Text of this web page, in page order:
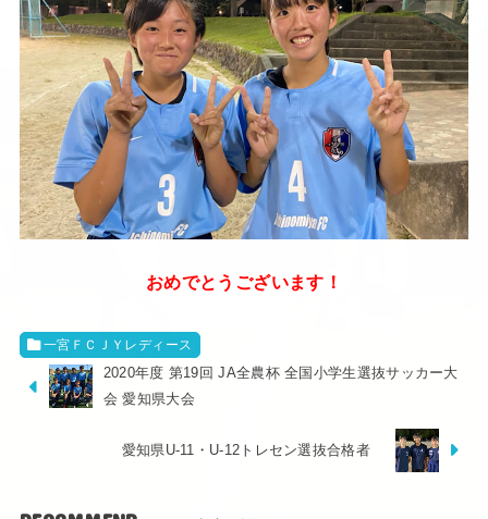
おめでとうございます！
一宮ＦＣＪＹレディース
2020年度 第19回 JA全農杯 全国小学生選抜サッカー大
会 愛知県大会
愛知県U-11・U-12トレセン選抜合格者